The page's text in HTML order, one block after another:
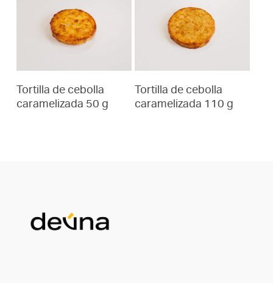
Tortilla de cebolla
caramelizada 50 g
Tortilla de cebolla
caramelizada 110 g